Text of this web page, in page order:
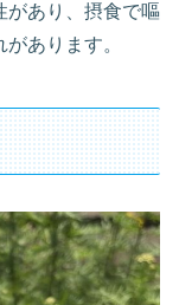
があり、摂食で嘔
あります。